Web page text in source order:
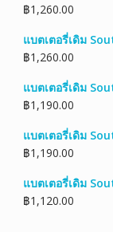
฿1,260.00
แบตเตอรี่เดิม
฿1,260.00
แบตเตอรี่เดิม
฿1,190.00
แบตเตอรี่เดิม
฿1,190.00
แบตเตอรี่เดิม
฿1,120.00